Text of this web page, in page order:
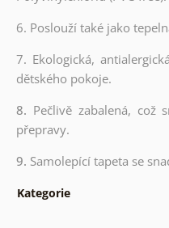
6. Poslouží také jako
7. Ekologická,
dětského pokoje.
8. Pečlivě zabalená, což
přepravy.
9. Samolepící tapeta se
Kategorie